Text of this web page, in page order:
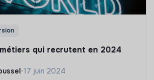
qui recrutent en 2024
•17 juin 2024